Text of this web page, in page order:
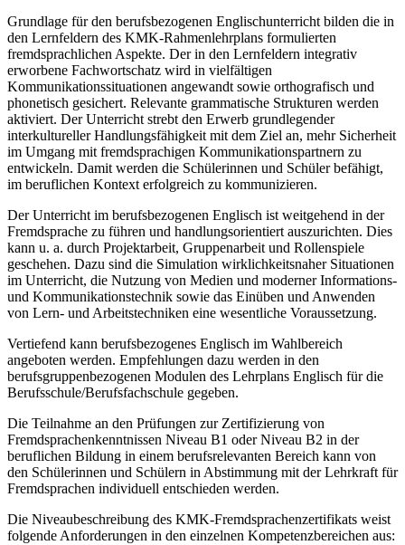
Grundlage für den berufsbezogenen Englischunterricht bilden die in
den Lernfeldern des KMK-Rahmenlehrplans formulierten
fremdsprachlichen Aspekte. Der in den Lernfeldern integrativ
erworbene Fachwortschatz wird in vielfältigen
Kommunikationssituationen angewandt sowie orthografisch und
phonetisch gesichert. Relevante grammatische Strukturen werden
aktiviert. Der Unterricht strebt den Erwerb grundlegender
interkultureller Handlungsfähigkeit mit dem Ziel an, mehr Sicherheit
im Umgang mit fremdsprachigen Kommunikationspartnern zu
entwickeln. Damit werden die Schülerinnen und Schüler befähigt,
im beruflichen Kontext erfolgreich zu kommunizieren.
Der Unterricht im berufsbezogenen Englisch ist weitgehend in der
Fremdsprache zu führen und handlungsorientiert auszurichten. Dies
kann u. a. durch Projektarbeit, Gruppenarbeit und Rollenspiele
geschehen. Dazu sind die Simulation wirklichkeitsnaher Situationen
im Unterricht, die Nutzung von Medien und moderner Informations-
und Kommunikationstechnik sowie das Einüben und Anwenden
von Lern- und Arbeitstechniken eine wesentliche Voraussetzung.
Vertiefend kann berufsbezogenes Englisch im Wahlbereich
angeboten werden. Empfehlungen dazu werden in den
berufsgruppenbezogenen Modulen des Lehrplans Englisch für die
Berufsschule/Berufsfachschule gegeben.
Die Teilnahme an den Prüfungen zur Zertifizierung von
Fremdsprachenkenntnissen Niveau B1 oder Niveau B2 in der
beruflichen Bildung in einem berufsrelevanten Bereich kann von
den Schülerinnen und Schülern in Abstimmung mit der Lehrkraft für
Fremdsprachen individuell entschieden werden.
Die Niveaubeschreibung des KMK-Fremdsprachenzertifikats weist
folgende Anforderungen in den einzelnen Kompetenzbereichen aus: